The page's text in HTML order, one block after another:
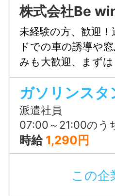
す！
豊富な求人データ
ャリアやご希望を
期間・給与などご
●こちらの求人の
で、徹底的にサポ
ろん、就業後のお
フォロー致します！
●お仕事のご紹介や
で、ご安心下さい。
きたい！など、お
株式会社Be
未経験の方、歓迎
ドでの車の誘導や
みも大歓迎、まず
ださい。
ガソリンスタ
派遣社員
07:00～21:00のう
時給 1,290円
この企